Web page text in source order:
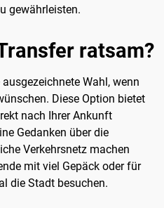
gewährleisten.
ratsam?
ausgezeichnete Wahl, wenn
Diese Option bietet
nach Ihrer Ankunft
Gedanken über die
Verkehrsnetz machen
mit viel Gepäck oder für
die Stadt besuchen.